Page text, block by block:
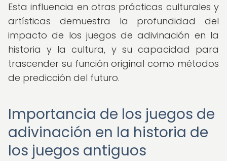
Esta influencia en otras prácticas culturales y
artísticas demuestra la profundidad del
impacto de los juegos de adivinación en la
historia y la cultura, y su capacidad para
trascender su función original como métodos
de predicción del futuro.
Importancia de los juegos de
adivinación en la historia de
los juegos antiguos